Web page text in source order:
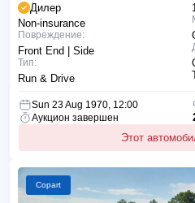
Дилер
Non-insurance
Повреждение:
Front End | Side
Тип:
Run & Drive
Sun 23 Aug 1970, 12:00
Аукцион завершен
Этот
Copart